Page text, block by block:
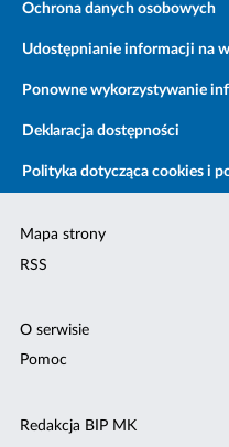
Ochrona danych osobowych
Udostępnianie informacji na
Ponowne wykorzystywanie
Deklaracja dostępności
Polityka dotycząca cookies i
Mapa strony
RSS
O serwisie
Pomoc
Redakcja BIP MK